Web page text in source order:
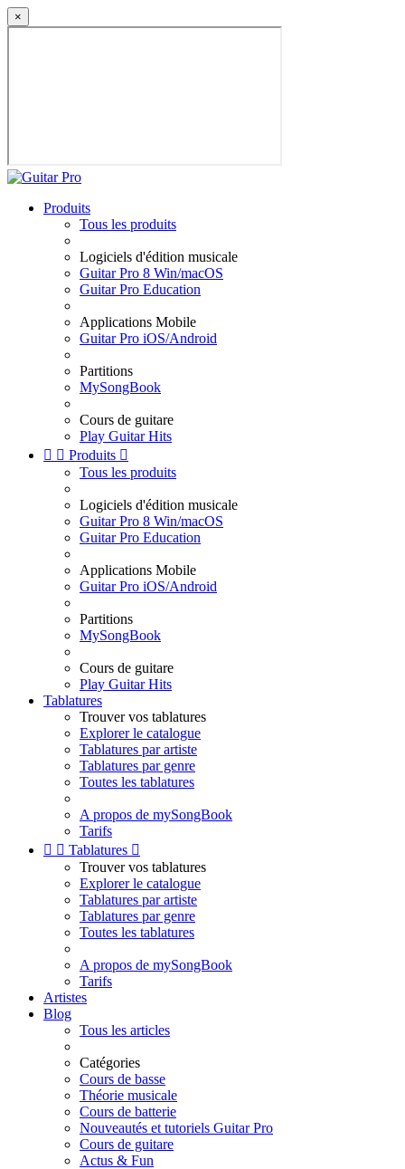
×
Produits
Tous les produits
Logiciels d'édition musicale
Guitar Pro 8 Win/macOS
Guitar Pro Education
Applications Mobile
Guitar Pro iOS/Android
Partitions
MySongBook
Cours de guitare
Play Guitar Hits
  Produits 
Tous les produits
Logiciels d'édition musicale
Guitar Pro 8 Win/macOS
Guitar Pro Education
Applications Mobile
Guitar Pro iOS/Android
Partitions
MySongBook
Cours de guitare
Play Guitar Hits
Tablatures
Trouver vos tablatures
Explorer le catalogue
Tablatures par artiste
Tablatures par genre
Toutes les tablatures
A propos de mySongBook
Tarifs
  Tablatures 
Trouver vos tablatures
Explorer le catalogue
Tablatures par artiste
Tablatures par genre
Toutes les tablatures
A propos de mySongBook
Tarifs
Artistes
Blog
Tous les articles
Catégories
Cours de basse
Théorie musicale
Cours de batterie
Nouveautés et tutoriels Guitar Pro
Cours de guitare
Actus & Fun